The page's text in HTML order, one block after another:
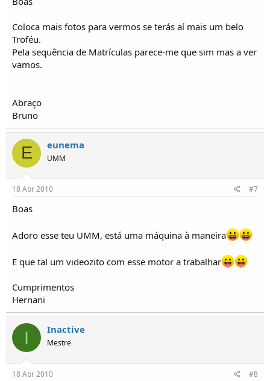
Coloca mais fotos para vermos se terás aí mais um belo
Troféu.
Pela sequência de Matrículas parece-me que sim mas a ver
vamos.
Abraço
Bruno
E eunema
UMM
18 Abr 2010 #7
Boas
Adoro esse teu UMM, está uma máquina à maneira
E que tal um videozito com esse motor a trabalhar
Cumprimentos
Hernani
I Inactive
Mestre
18 Abr 2010 #8